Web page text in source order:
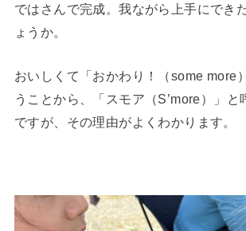
ではさんで完成。我ながら上手にでき
ょうか。
おいしくて「おかわり！（some more
うことから、「スモア（S’more）」と
ですが、その理由がよくわかります。